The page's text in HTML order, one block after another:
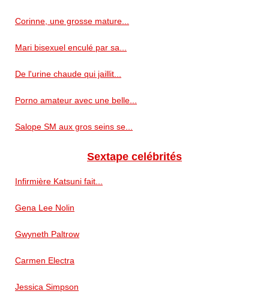
Corinne, une grosse mature...
Mari bisexuel enculé par sa...
De l'urine chaude qui jaillit...
Porno amateur avec une belle...
Salope SM aux gros seins se...
Sextape celébrités
Infirmière Katsuni fait...
Gena Lee Nolin
Gwyneth Paltrow
Carmen Electra
Jessica Simpson